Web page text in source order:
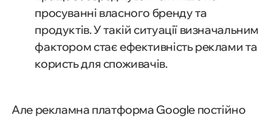
просуванні власного бренду та
продуктів. У такій ситуації визначальним
фактором стає ефективність реклами та
користь для споживачів.
Але рекламна платформа Google постійно